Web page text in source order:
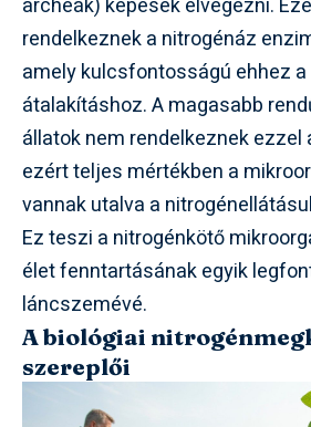
archeák) képesek elvégezni.
rendelkeznek a nitrogénáz
amely kulcsfontosságú ehhez
átalakításhoz. A magasabb
állatok nem rendelkeznek ezzel
ezért teljes mértékben a
vannak utalva a
Ez teszi a nitrogénkötő
élet fenntartásának egyik
láncszemévé.
A biológiai
szereplői